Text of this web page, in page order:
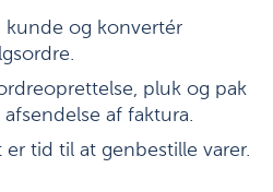
og konvertér
pluk og pak
af faktura.
er tid til at genbestille varer.